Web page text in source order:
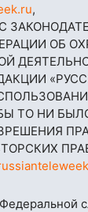
,
ОБ
ТО НИ